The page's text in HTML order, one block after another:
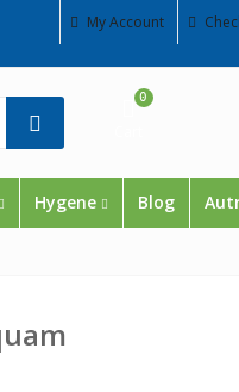
My Account
0
Hygene Blog